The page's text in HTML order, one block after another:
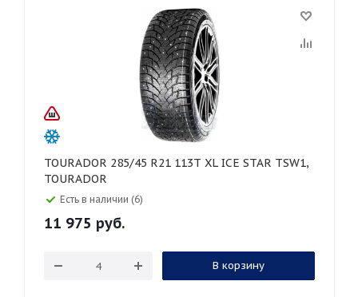
TOURADOR 285/45 R21 113T XL ICE STAR TSW1,
TOURADOR
Есть в наличии (6)
11 975 руб.
В корзину